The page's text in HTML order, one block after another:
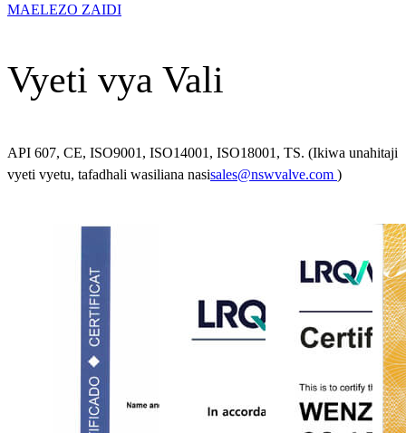
MAELEZO ZAIDI
Vyeti vya Vali
API 607, CE, ISO9001, ISO14001, ISO18001, TS. (Ikiwa unahitaji
vyeti vyetu, tafadhali wasiliana nasisales@nswvalve.com )